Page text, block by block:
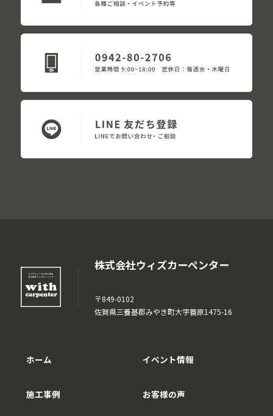
株式会社ウィズカーペンター
〒849-0102
佐賀県三養基郡みやき町大字簑原1475-16
ホーム
施工事例
イベント情報
お客様の声